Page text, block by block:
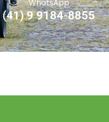
WhatsApp
(41) 9 9184-8855